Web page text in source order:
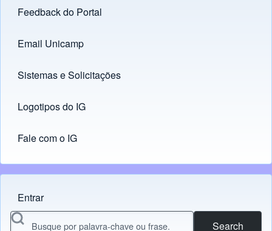
Footer menu
Feedback do Portal
Links
Email Unicamp
(opens in new tab)
Sistemas e Solicitações
(opens in new tab)
Logotipos do IG
(opens in new tab)
Fale com o IG
Menu do usuário
Entrar
Search